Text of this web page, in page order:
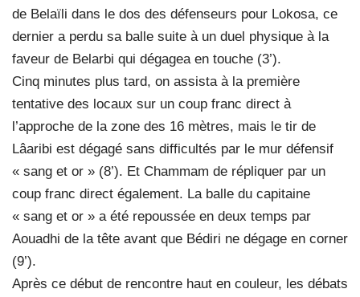
de Belaïli dans le dos des défenseurs pour Lokosa, ce
dernier a perdu sa balle suite à un duel physique à la
faveur de Belarbi qui dégagea en touche (3’).
Cinq minutes plus tard, on assista à la première
tentative des locaux sur un coup franc direct à
l’approche de la zone des 16 mètres, mais le tir de
Lâaribi est dégagé sans difficultés par le mur défensif
« sang et or » (8’). Et Chammam de répliquer par un
coup franc direct également. La balle du capitaine
« sang et or » a été repoussée en deux temps par
Aouadhi de la tête avant que Bédiri ne dégage en corner
(9’).
Après ce début de rencontre haut en couleur, les débats